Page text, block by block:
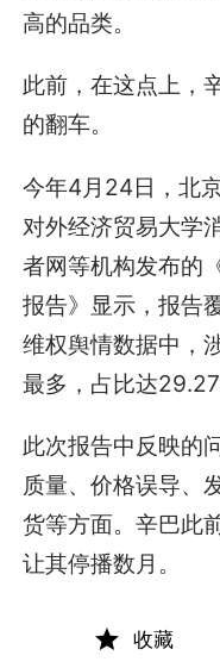
高的品类。
此前，在这点上，
的翻车。
今年4月24日，北
对外经济贸易大学
者网等机构发布的
报告》显示，报告
维权舆情数据中，
最多，占比达
此次报告中反映的
质量、价格误导、
货等方面。辛巴此
让其停播数月。
想要解决品控、售
收藏